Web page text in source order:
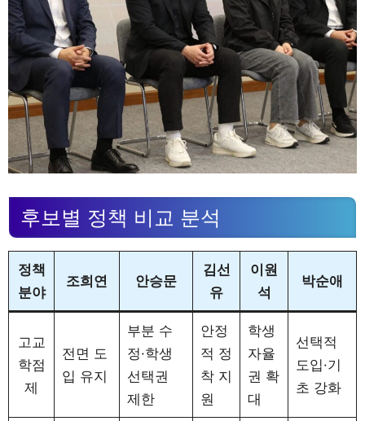
후보별 정책 비교 분석
정책
분야
조희연 안승문
김선
유
이원
석
박순애
고교
학점
제
전면 도
입 유지
부분 수
정·학생
선택권
제한
안정
적 정
착 지
원
학생
자율
권 확
대
선택적
도입·기
초 강화